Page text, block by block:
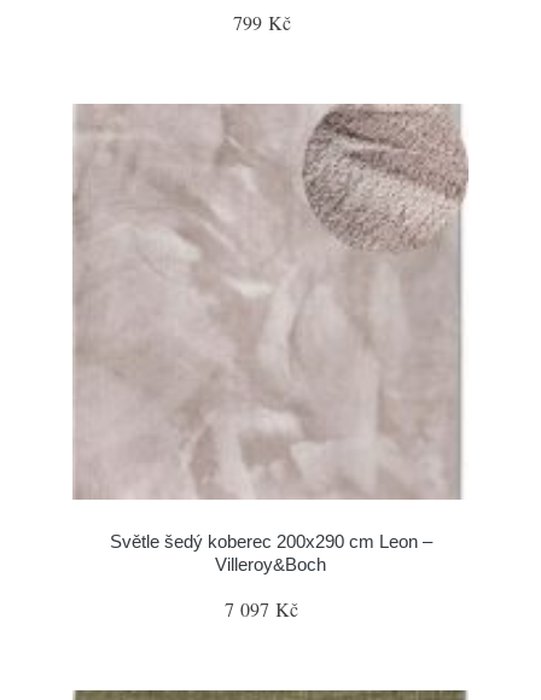
799 Kč
Světle šedý koberec 200x290 cm Leon –
Villeroy&Boch
7 097 Kč